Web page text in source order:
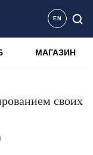
EN
МАГАЗИН
своих